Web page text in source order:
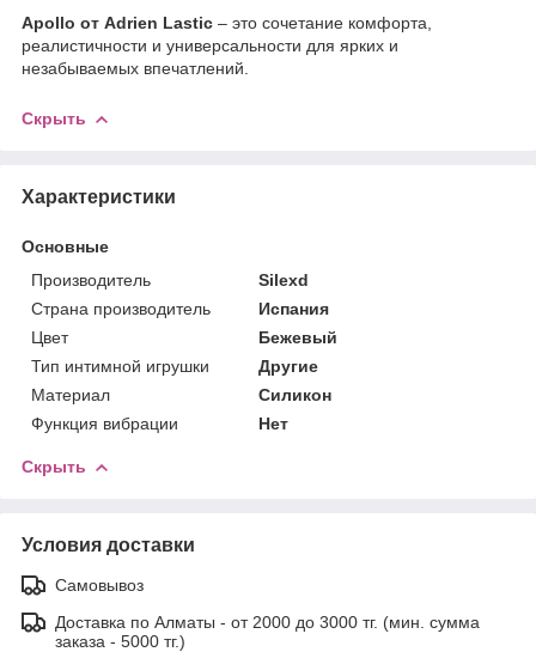
Apollo от Adrien Lastic – это сочетание комфорта,
реалистичности и универсальности для ярких и
незабываемых впечатлений.
Скрыть
Характеристики
Основные
Производитель
Silexd
Страна производитель
Испания
Цвет
Бежевый
Тип интимной игрушки
Другие
Материал
Силикон
Функция вибрации
Нет
Скрыть
Условия доставки
Самовывоз
Доставка по Алматы - от 2000 до 3000 тг. (мин. сумма
заказа - 5000 тг.)